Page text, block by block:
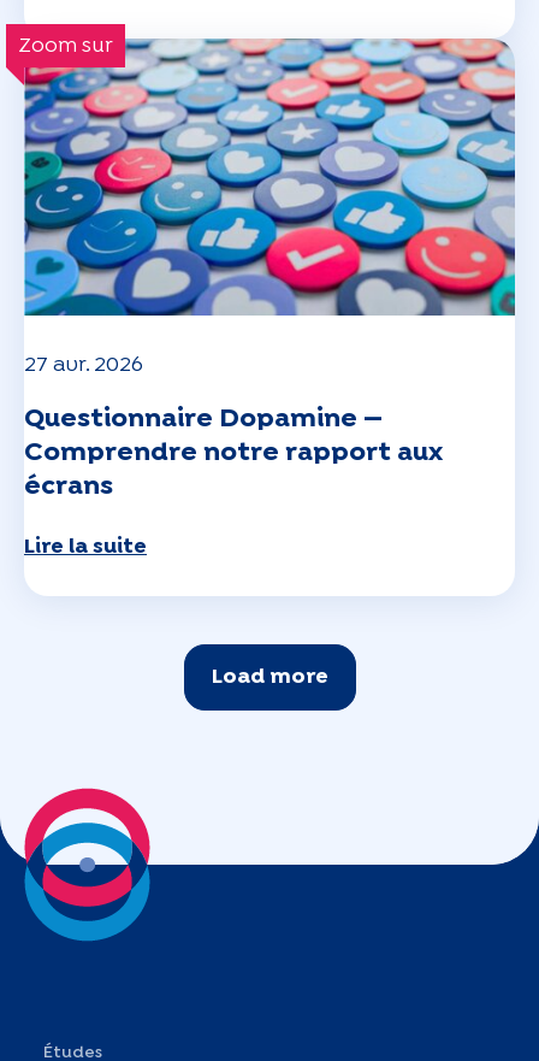
Zoom sur
27 avr. 2026
Questionnaire Dopamine —
Comprendre notre rapport aux
écrans
Lire la suite
Load more
Études